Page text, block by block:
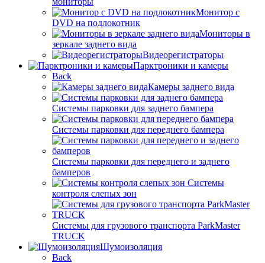
Монитор с
DVD на подлокотник
Мониторы в
зеркале заднего вида
Видеорегистраторы
Парктроники и камеры
Back
Камеры заднего вида
Системы парковки для заднего бампера
Системы парковки для переднего бампера
Системы парковки для переднего и заднего
бамперов
Системы
контроля слепых зон
Системы для грузового транспорта ParkMaster
TRUCK
Шумоизоляция
Back